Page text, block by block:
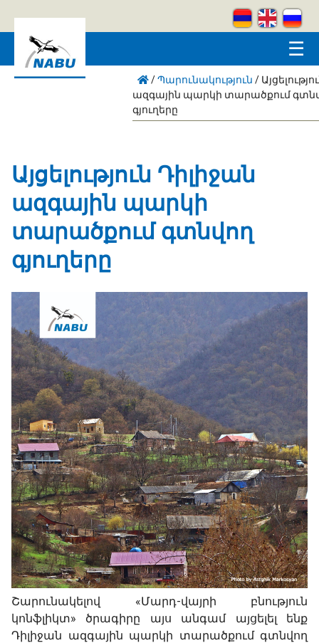
☰
/Պարունակություն /
ազգային պարկի տարածքում
գյուղերը
Այցելություն Դիլիջան
ազգային պարկի
տարածքում գտնվող
գյուղերը
Շարունակելով «Մարդ-վայրի բնություն
կոնֆլիկտ» ծրագիրը այս անգամ այցելել ենք
Դիլիջան ազգային պարկի տարածքում գտնվող